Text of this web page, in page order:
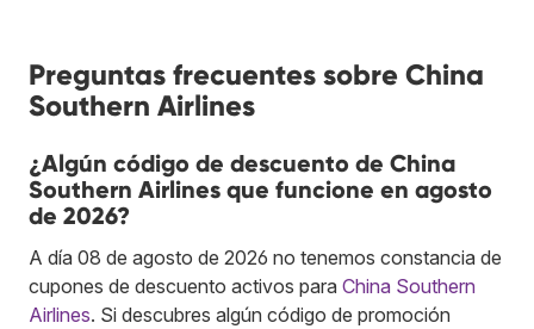
Preguntas frecuentes sobre China
Southern Airlines
¿Algún código de descuento de China
Southern Airlines que funcione en agosto
de 2026?
A día 08 de agosto de 2026 no tenemos constancia de
cupones de descuento activos para China Southern
Airlines. Si descubres algún código de promoción